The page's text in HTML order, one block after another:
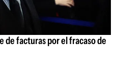
de facturas por el fracaso de